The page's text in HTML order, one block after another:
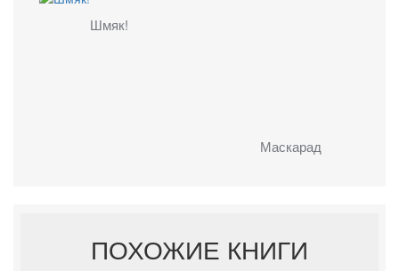
Шмяк!
Маскарад
ПОХОЖИЕ КНИГИ